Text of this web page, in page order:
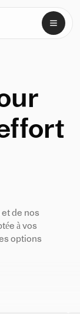
de nos
à vos
options